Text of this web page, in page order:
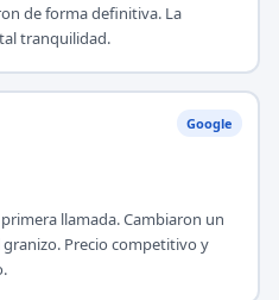
de forma definitiva. La
tranquilidad.
Google
llamada. Cambiaron un
Precio competitivo y